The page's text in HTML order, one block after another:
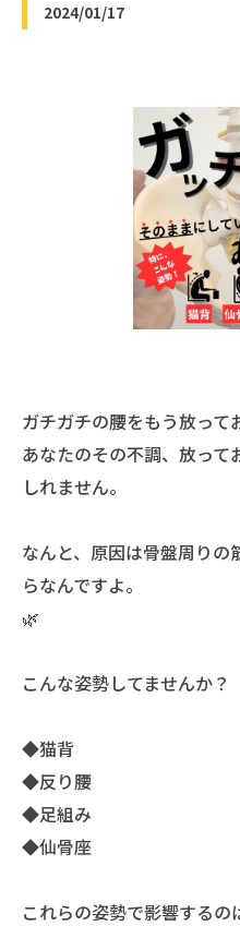
2024/01/17
ガチガチの腰をもう放って
あなたのその不調、放って
しれません。
なんと、原因は骨盤周り
らなんですよ。
🌿
こんな姿勢してませんか？
◆猫背
◆反り腰
◆足組み
◆仙骨座
これらの姿勢で影響するの